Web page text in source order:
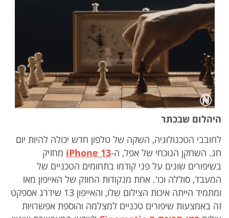
היהלום שבכתר
לחובבי הטכנולוגיה, השקה של טלפון חדש יכולה להיות יום
חג. השחקן הנוכחי של אפל, ה-iPhone 13 מחזיק
בשיפורים שונים על פני קודמו בתחומים הטכניים של
המעבד, סוללה וכו'. אחת מנקודות החוזק של האייפון מאז
ומתמיד הייתה איכות הצילום שלו, והאייפון 13 שידרג אספקט
זה באמצעות שיפורים טכניים למצלמה והוספת אפשרויות